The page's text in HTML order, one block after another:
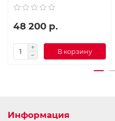
48 200 р.
В корзину
Информация